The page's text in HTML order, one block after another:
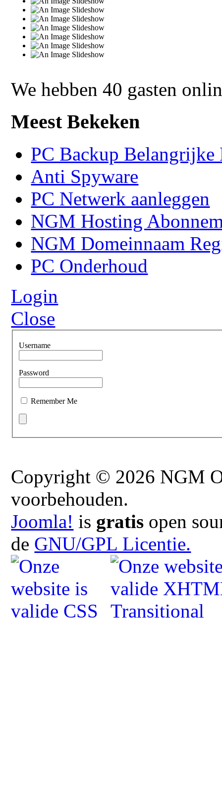
We hebben 40 gasten
Meest Bekeken
PC Backup Belangrijke
Anti Spyware
PC Netwerk aanleggen
NGM Hosting
NGM Domeinnaam
PC Onderhoud
Login
Close
Username
Password
Remember Me
Copyright © 2026 NGM
voorbehouden.
Joomla! is gratis open
de GNU/GPL Licentie.